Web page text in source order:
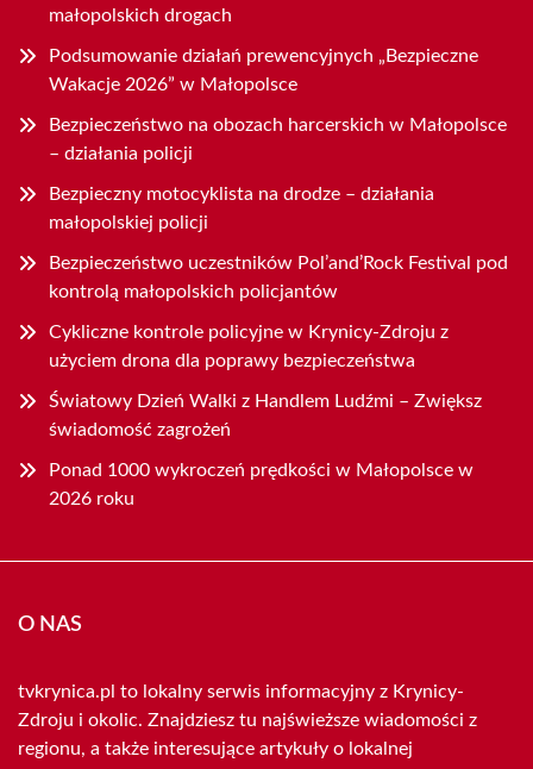
małopolskich drogach
Podsumowanie działań prewencyjnych „Bezpieczne
Wakacje 2026” w Małopolsce
Bezpieczeństwo na obozach harcerskich w Małopolsce
– działania policji
Bezpieczny motocyklista na drodze – działania
małopolskiej policji
Bezpieczeństwo uczestników Pol’and’Rock Festival pod
kontrolą małopolskich policjantów
Cykliczne kontrole policyjne w Krynicy-Zdroju z
użyciem drona dla poprawy bezpieczeństwa
Światowy Dzień Walki z Handlem Ludźmi – Zwiększ
świadomość zagrożeń
Ponad 1000 wykroczeń prędkości w Małopolsce w
2026 roku
O NAS
tvkrynica.pl to lokalny serwis informacyjny z Krynicy-
Zdroju i okolic. Znajdziesz tu najświeższe wiadomości z
regionu, a także interesujące artykuły o lokalnej